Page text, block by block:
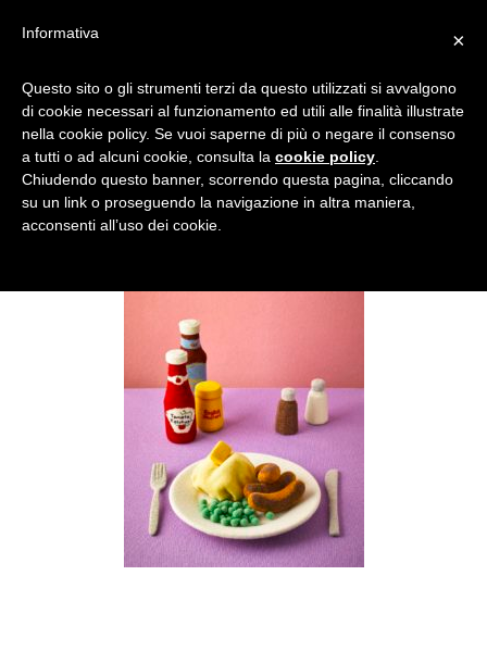
DANCE-1
×
Informativa
Questo sito o gli strumenti terzi da questo utilizzati si avvalgono
di cookie necessari al funzionamento ed utili alle finalità illustrate
nella cookie policy. Se vuoi saperne di più o negare il consenso
a tutti o ad alcuni cookie, consulta la cookie policy
Chiudendo questo banner, scorrendo questa pagina, cliccando
su un link o proseguendo la navigazione in altra maniera,
acconsenti all’uso dei cookie.